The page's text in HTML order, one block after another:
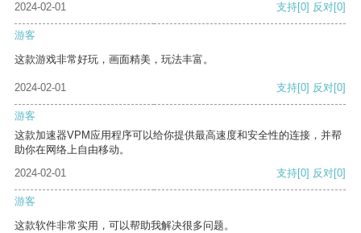
2024-02-01
支持[0] 反对[0]
游客
这款游戏非常好玩，画面精美，玩法丰富。
2024-02-01 支持[0] 反对[0]
游客
这款加速器VPM应用程序可以给你提供最高速度和安全性的连接，并帮
助你在网络上自由移动。
2024-02-01
支持[0] 反对[0]
游客
这款软件非常实用，可以帮助我解决很多问题。